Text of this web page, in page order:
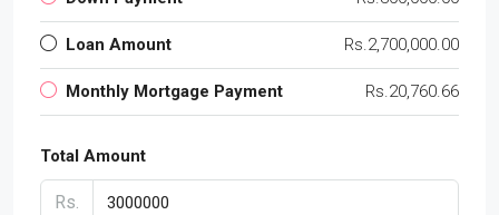
Loan Amount Rs.2,700,000.00
Monthly Mortgage Payment Rs.20,760.66
Total Amount
Rs.